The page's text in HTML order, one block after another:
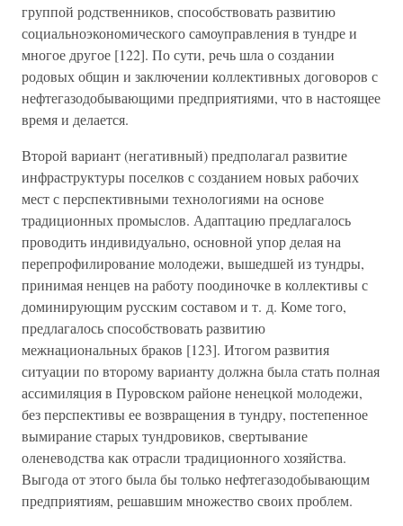
группой родственников, способствовать развитию
социальноэкономического самоуправления в тундре и
многое другое [122]. По сути, речь шла о создании
родовых общин и заключении коллективных договоров с
нефтегазодобывающими предприятиями, что в настоящее
время и делается.
Второй вариант (негативный) предполагал развитие
инфраструктуры поселков с созданием новых рабочих
мест с перспективными технологиями на основе
традиционных промыслов. Адаптацию предлагалось
проводить индивидуально, основной упор делая на
перепрофилирование молодежи, вышедшей из тундры,
принимая ненцев на работу поодиночке в коллективы с
доминирующим русским составом и т. д. Коме того,
предлагалось способствовать развитию
межнациональных браков [123]. Итогом развития
ситуации по второму варианту должна была стать полная
ассимиляция в Пуровском районе ненецкой молодежи,
без перспективы ее возвращения в тундру, постепенное
вымирание старых тундровиков, свертывание
оленеводства как отрасли традиционного хозяйства.
Выгода от этого была бы только нефтегазодобывающим
предприятиям, решавшим множество своих проблем.